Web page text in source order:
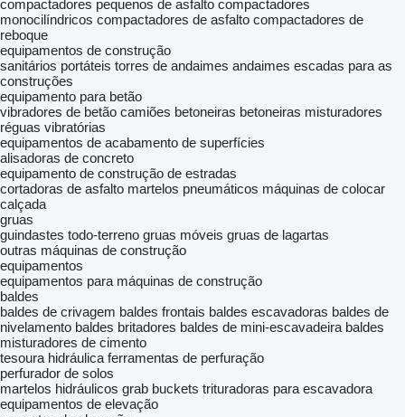
compactadores pequenos de asfalto compactadores
monocilíndricos compactadores de asfalto compactadores de
reboque
equipamentos de construção
sanitários portáteis torres de andaimes andaimes escadas para as
construções
equipamento para betão
vibradores de betão camiões betoneiras betoneiras misturadores
réguas vibratórias
equipamentos de acabamento de superfícies
alisadoras de concreto
equipamento de construção de estradas
cortadoras de asfalto martelos pneumáticos máquinas de colocar
calçada
gruas
guindastes todo-terreno gruas móveis gruas de lagartas
outras máquinas de construção
equipamentos
equipamentos para máquinas de construção
baldes
baldes de crivagem baldes frontais baldes escavadoras baldes de
nivelamento baldes britadores baldes de mini-escavadeira baldes
misturadores de cimento
tesoura hidráulica ferramentas de perfuração
perfurador de solos
martelos hidráulicos grab buckets trituradoras para escavadora
equipamentos de elevação